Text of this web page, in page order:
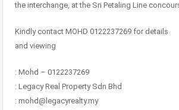
the interchange, at the Sri Petaling Line
Kindly contact MOHD 0122237269 for details
and viewing
: Mohd – 0122237269
: Legacy Real Property Sdn Bhd
: mohd@legacyrealty.my